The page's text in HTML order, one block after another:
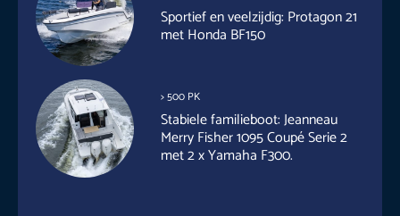
Sportief en veelzijdig: Protagon 21
met Honda BF150
> 500 PK
Stabiele familieboot: Jeanneau
Merry Fisher 1095 Coupé Serie 2
met 2 x Yamaha F300.